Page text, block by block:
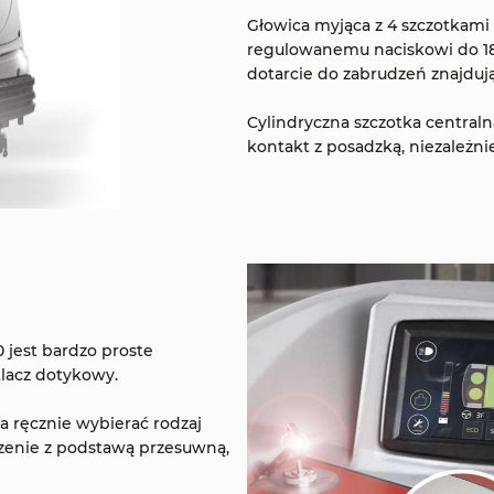
Głowica myjąca z 4
regulowanemu naciskowi do
dotarcie do zabrudzeń
Cylindryczna szczotka
kontakt z posadzką,
jest bardzo proste
dotykowy.
ręcznie wybierać rodzaj
z podstawą przesuwną,